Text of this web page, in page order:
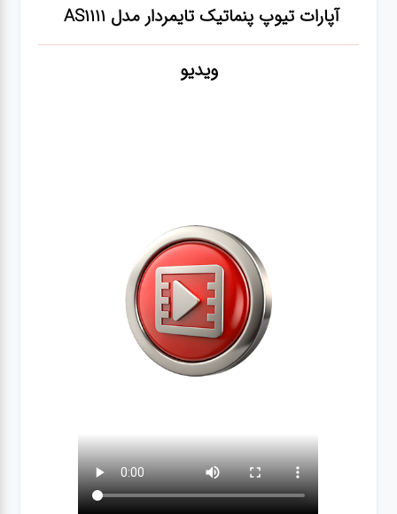
آپارات تیوپ پنماتیک تایمردار مدل AS1111
ویدیو